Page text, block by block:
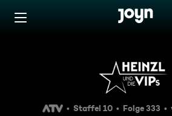
Zum Inhalt springen
Heinzl
Staffel 10 Folge 333